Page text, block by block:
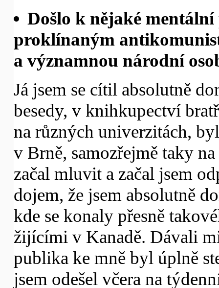
Došlo k nějaké
proklínaným
a významnou národní
Já jsem se cítil absolutně
besedy, v knihkupectví
na různých univerzitách,
v Brně, samozřejmě taky
začal mluvit a začal jsem
dojem, že jsem absolutně
kde se konaly přesně
žijícími v Kanadě. Dávali
publika ke mně byl úplně
jsem odešel včera na